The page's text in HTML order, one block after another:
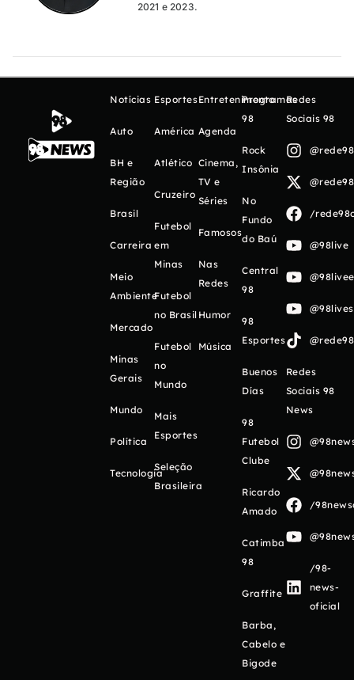
2021 e 2023.
Notícias
Auto
BH e
Região
Brasil
Carreira
Meio
Ambiente
Mercado
Minas
Gerais
Mundo
Política
Tecnologia
Esportes
América
Atlético
Cruzeiro
Futebol
em
Minas
Futebol
no Brasil
Futebol
no
Mundo
Mais
Esportes
Seleção
Brasileira
Entretenimento
Agenda
Cinema,
TV e
Séries
Famosos
Nas
Redes
Humor
Música
Programas
98
Rock
Insônia
No
Fundo
do Baú
Central
98
98
Esportes
Buenos
Días
98
Futebol
Clube
Ricardo
Amado
Catimba
98
Graffite
Barba,
Cabelo e
Bigode
Redes
Sociais 98
/
@98live
Redes
Sociais 98
News
/
/98-
news-
oficial